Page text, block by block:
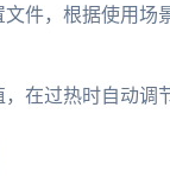
件，根据使用场
在过热时自动调